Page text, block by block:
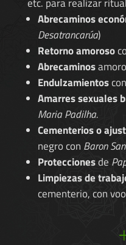
Abrecaminos
Desatrancarúa)
Retorno amoroso
Abrecaminos
Endulzamientoscon
Amarres sexuales
Maria Padilha.
Cementerios o
negro con Baron
Proteccionesde
Limpiezas de
cementerio, con